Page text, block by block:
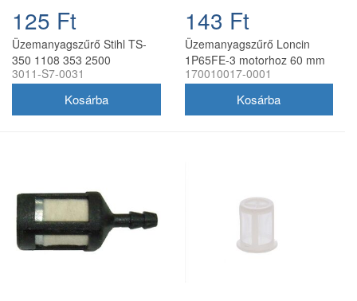
125 Ft
Üzemanyagszűrő Stihl TS-
350 1108 353 2500
utángyártott
3011-S7-0031
143 Ft
Üzemanyagszűrő Loncin
1P65FE-3 motorhoz 60 mm
170010017-0001